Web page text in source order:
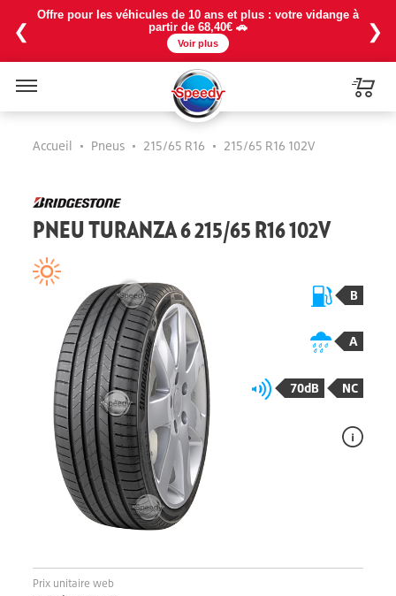
❮
Offre pour les véhicules de 10 ans et plus : votre vidange à
partir de 68,40€ 🚗
Voir plus
❯
Accueil • Pneus • 215/65 R16 • 215/65 R16 102V
PNEU TURANZA 6 215/65 R16 102V
B
A
70dB NC
Prix unitaire web